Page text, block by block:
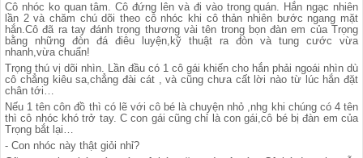
Cô nhóc ko quan tâm. Cô đứng lên và đi vào trong quán. Hắn ngạc nhiên
lần 2 và chăm chú dõi theo cô nhóc khi cô thản nhiên bước ngang mặt
hắn.Cô đã ra tay đánh trọng thương vài tên trong bọn đàn em của Trọng
bằng những đòn đá điêu luyện,kỹ thuật ra đòn và tung cước vừa
nhanh,vừa chuẩn!
Trọng thú vị dõi nhìn. Lần đầu có 1 cô gái khiến cho hắn phải ngoái nhìn dù
cô chẳng kiêu sa,chẳng đài cát , và cũng chưa cất lời nào từ lúc hắn đặt
chân tới…
Nếu 1 tên côn đồ thì có lẽ với cô bé là chuyện nhỏ ,nhg khi chúng có 4 tên
thì cô nhóc khó trở tay. C con gái cũng chỉ là con gái,cô bé bị đàn em của
Trọng bắt lại…
- Con nhóc này thật giỏi nhỉ?